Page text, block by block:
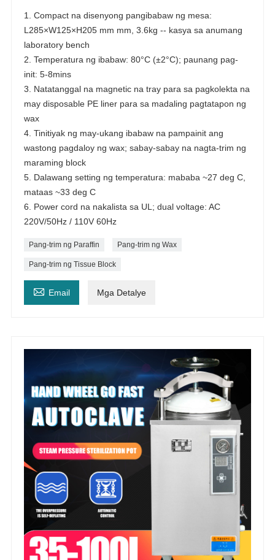
1. Compact na disenyong pangibabaw ng mesa:
L285×W125×H205 mm mm, 3.6kg -- kasya sa anumang
laboratory bench
2. Temperatura ng ibabaw: 80°C (±2°C); paunang pag-
init: 5-8mins
3. Natatanggal na magnetic na tray para sa pagkolekta na
may disposable PE liner para sa madaling pagtatapon ng
wax
4. Tinitiyak ng may-ukang ibabaw na pampainit ang
wastong pagdaloy ng wax; sabay-sabay na nagta-trim ng
maraming block
5. Dalawang setting ng temperatura: mababa ~27 deg C,
mataas ~33 deg C
6. Power cord na nakalista sa UL; dual voltage: AC
220V/50Hz / 110V 60Hz
Pang-trim ng Paraffin Pang-trim ng Wax
Pang-trim ng Tissue Block
 Email Mga Detalye